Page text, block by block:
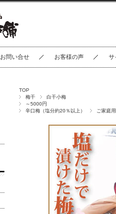
お問い合せ お客様の声 サ
TOP
梅干
白干小梅
～5000円
辛口梅（塩分約20％以上）
ご家庭